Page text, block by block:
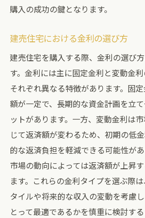
購入の成功の鍵となります。
建売住宅における金利の選び方
建売住宅を購入する際、金利の選び
す。金利には主に固定金利と変動金利
それぞれ異なる特徴があります。固
額が一定で、長期的な資金計画を立
ットがあります。一方、変動金利は
じて返済額が変わるため、初期の低
的な返済負担を軽減できる可能性があ
市場の動向によっては返済額が上昇
ます。これらの金利タイプを選ぶ際
タイルや将来的な収入の変動を考慮
とって最適であるかを慎重に検討す